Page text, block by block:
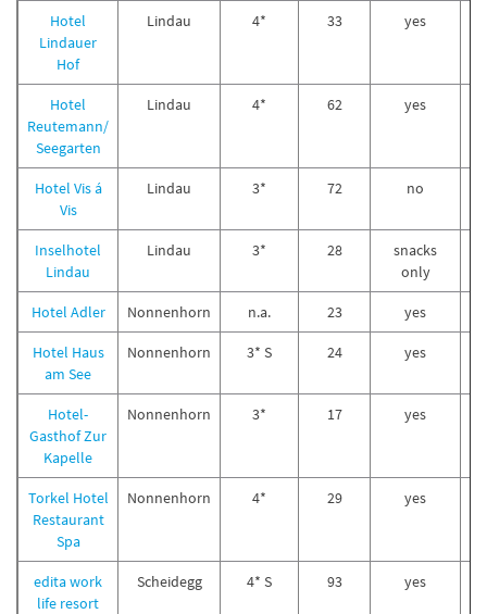
Hotel
Lindauer
Hof
Lindau 4* 33 yes
Hotel
Reutemann/
Seegarten
Lindau 4* 62 yes
Hotel Vis á
Vis
Lindau 3* 72 no
Inselhotel
Lindau
Lindau 3* 28
snacks
only
Hotel Adler Nonnenhorn n.a. 23 yes
Hotel Haus
am See
Nonnenhorn 3* S 24 yes
Hotel-
Gasthof Zur
Kapelle
Nonnenhorn 3* 17 yes
Torkel Hotel
Restaurant
Spa
Nonnenhorn 4* 29 yes
edita work
life resort
Scheidegg 4* S 93 yes